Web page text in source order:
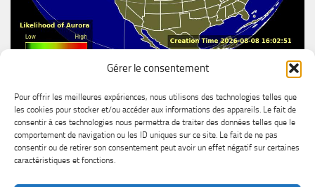
Gérer le consentement
Pour offrir les meilleures expériences, nous utilisons des technologies telles que
les cookies pour stocker et/ou accéder aux informations des appareils. Le fait de
consentir à ces technologies nous permettra de traiter des données telles que le
comportement de navigation ou les ID uniques sur ce site. Le fait de ne pas
consentir ou de retirer son consentement peut avoir un effet négatif sur certaines
caractéristiques et fonctions.